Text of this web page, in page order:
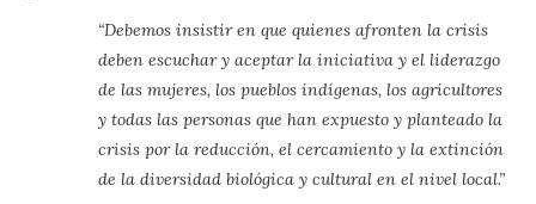
“Debemos insistir en que quienes afronten la crisis
deben escuchar y aceptar la iniciativa y el liderazgo
de las mujeres, los pueblos indígenas, los agricultores
y todas las personas que han expuesto y planteado la
crisis por la reducción, el cercamiento y la extinción
de la diversidad biológica y cultural en el nivel local.”